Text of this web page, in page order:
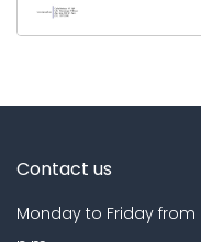
Contact us
Monday to Friday from